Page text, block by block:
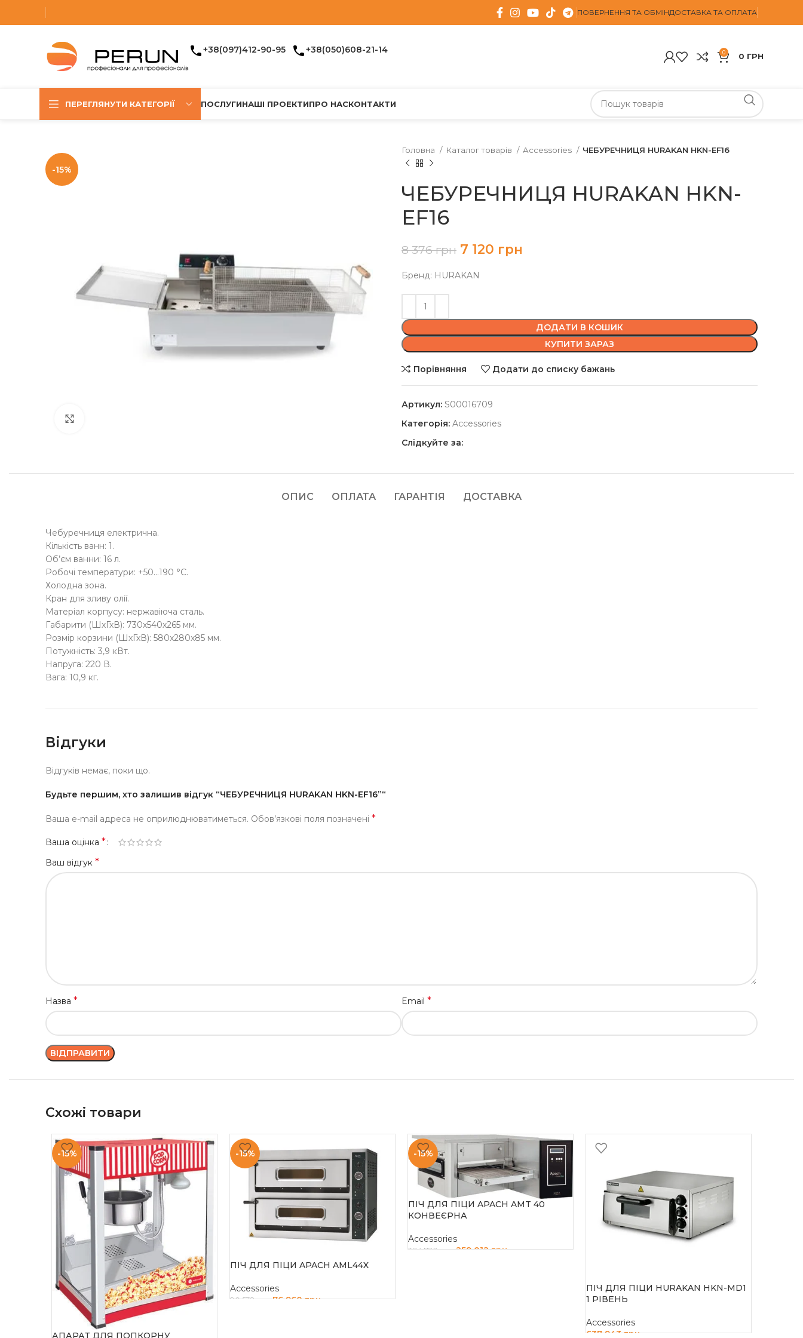
ПОВЕРНЕННЯ ТА ОБМІНДОСТАВКА ТА ОПЛАТА
+38(097)412-90-95 +38(050)608-21-14 0 0 ГРН
ПЕРЕГЛЯНУТИ КАТЕГОРІЇ ПОСЛУГИНАШІ ПРОЕКТИПРО НАСКОНТАКТИ
-15%
Головна Каталог товарів Accessories ЧЕБУРЕЧНИЦЯ HURAKAN HKN-EF16
ЧЕБУРЕЧНИЦЯ HURAKAN HKN-
EF16
8 376грн 7 120 грн
Бренд: HURAKAN
ДОДАТИ В КОШИК
КУПИТИ ЗАРАЗ
Порівняння Додати до списку бажань
Артикул: S00016709
Категорія: Accessories
Слідкуйте за:
ОПИС ОПЛАТА ГАРАНТІЯ ДОСТАВКА
Чебуречниця електрична.
Кількість ванн: 1.
Об’єм ванни: 16 л.
Робочі температури: +50…190 °С.
Холодна зона.
Кран для зливу олії.
Матеріал корпусу: нержавіюча сталь.
Габарити (ШхГхВ): 730х540х265 мм.
Розмір корзини (ШхГхВ): 580х280х85 мм.
Потужність: 3,9 кВт.
Напруга: 220 В.
Вага: 10,9 кг.
Відгуки
Відгуків немає, поки що.
Будьте першим, хто залишив відгук “ЧЕБУРЕЧНИЦЯ HURAKAN HKN-EF16”“
Ваша e-mail адреса не оприлюднюватиметься. Обов’язкові поля позначені *
Ваша оцінка *
Ваш відгук *
Назва * Email *
Схожі товари
-15%
АПАРАТ ДЛЯ ПОПКОРНУ
-15%
ПІЧ ДЛЯ ПІЦИ APACH AML44X
Accessories
90 532грн 76 960грн
-15%
ПІЧ ДЛЯ ПІЦИ APACH AMT 40
КОНВЕЄРНА
Accessories
304 720грн 259 012грн
ПІЧ ДЛЯ ПІЦИ HURAKAN HKN-MD1
1 РІВЕНЬ
Accessories
637 943грн